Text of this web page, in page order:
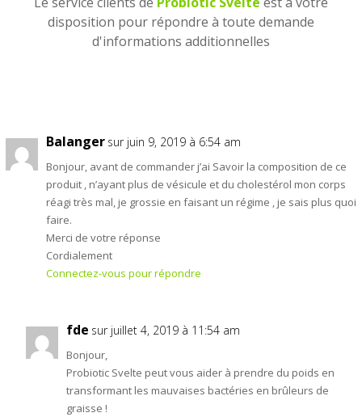
disposition pour répondre à toute demande
d'informations additionnelles
Balanger sur juin 9, 2019 à 6:54 am
Bonjour, avant de commander j’ai Savoir la composition de ce
produit , n’ayant plus de vésicule et du cholestérol mon corps
réagi très mal, je grossie en faisant un régime , je sais plus quoi
faire.
Merci de votre réponse
Cordialement
Connectez-vous pour répondre
fde sur juillet 4, 2019 à 11:54 am
Bonjour,
Probiotic Svelte peut vous aider à prendre du poids en
transformant les mauvaises bactéries en brûleurs de
graisse !